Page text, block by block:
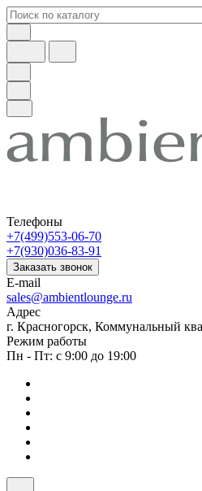
Телефоны
+7(499)553-06-70
+7(930)036-83-91
Заказать звонок
E-mail
sales@ambientlounge.ru
Адрес
г. Красногорск, Коммунальный
Режим работы
Пн - Пт: с 9:00 до 19:00